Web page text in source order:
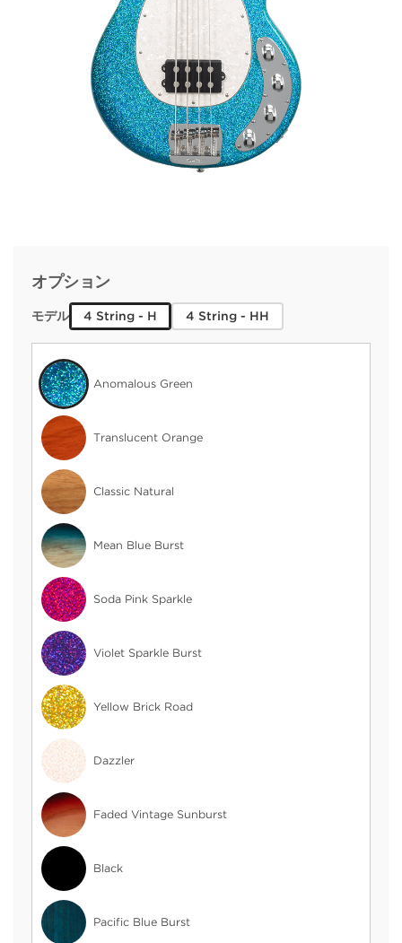
オプション
モデル 4 String - H 4 String - HH
Anomalous Green
Translucent Orange
Classic Natural
Mean Blue Burst
Soda Pink Sparkle
Violet Sparkle Burst
Yellow Brick Road
Dazzler
Faded Vintage Sunburst
Black
Pacific Blue Burst